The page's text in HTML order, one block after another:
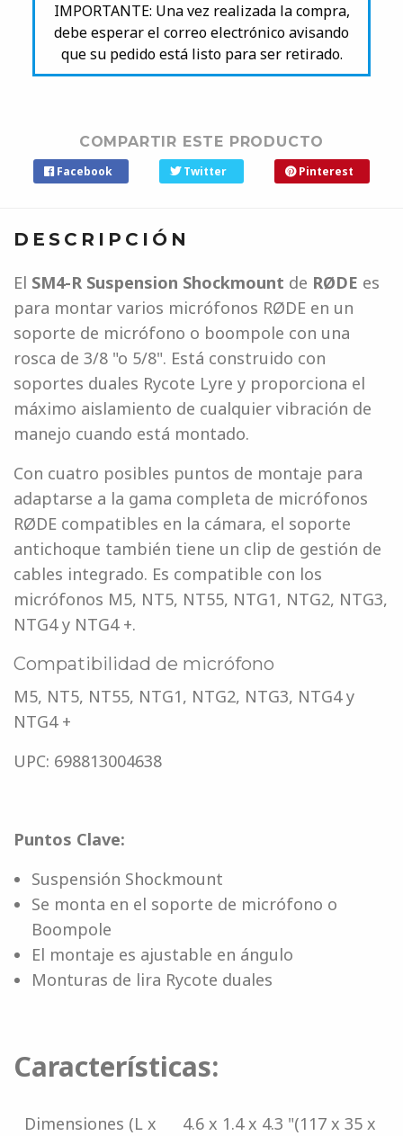
IMPORTANTE: Una vez realizada la compra,
debe esperar el correo electrónico avisando
que su pedido está listo para ser retirado.
COMPARTIR ESTE PRODUCTO
Facebook Twitter Pinterest
DESCRIPCIÓN
El SM4-R Suspension Shockmount de RØDE es
para montar varios micrófonos RØDE en un
soporte de micrófono o boompole con una
rosca de 3/8 "o 5/8". Está construido con
soportes duales Rycote Lyre y proporciona el
máximo aislamiento de cualquier vibración de
manejo cuando está montado.
Con cuatro posibles puntos de montaje para
adaptarse a la gama completa de micrófonos
RØDE compatibles en la cámara, el soporte
antichoque también tiene un clip de gestión de
cables integrado. Es compatible con los
micrófonos M5, NT5, NT55, NTG1, NTG2, NTG3,
NTG4 y NTG4 +.
Compatibilidad de micrófono
M5, NT5, NT55, NTG1, NTG2, NTG3, NTG4 y
NTG4 +
UPC: 698813004638
Puntos Clave:
Suspensión Shockmount
Se monta en el soporte de micrófono o
Boompole
El montaje es ajustable en ángulo
Monturas de lira Rycote duales
Características:
Dimensiones (L x
4.6 x 1.4 x 4.3 "(117 x 35 x